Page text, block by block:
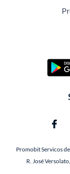
Promobit Servicos
R. José